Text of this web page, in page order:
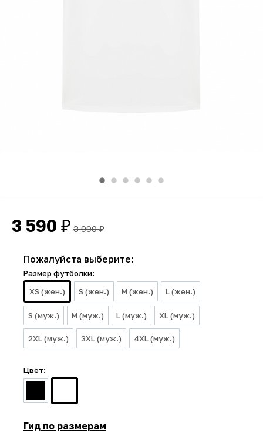
3 590 ₽ 3 990₽
Пожалуйста выберите:
Размер футболки:
XS (жен.)
S (жен.) M (жен.) L (жен.)
S (муж.) M (муж.) L (муж.) XL (муж.)
2XL (муж.) 3XL (муж.) 4XL (муж.)
Цвет:
Гид по размерам